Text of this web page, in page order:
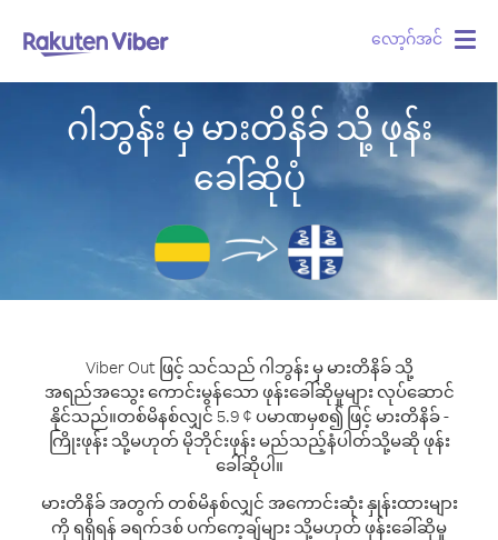
လော့ဂ်အင်
ဂါဘွန်း မှ မားတိနိခ် သို့ ဖုန်း
ခေါ်ဆိုပုံ
Viber Out ဖြင့် သင်သည် ဂါဘွန်း မှ မားတိနိခ် သို့
အရည်အသွေး ကောင်းမွန်သော ဖုန်းခေါ်ဆိုမှုများ လုပ်ဆောင်
နိုင်သည်။တစ်မိနစ်လျှင် 5.9 ¢ ပမာဏမှစ၍ ဖြင့် မားတိနိခ် -
ကြိုးဖုန်း သို့မဟုတ် မိုဘိုင်းဖုန်း မည်သည့်နံပါတ်သို့မဆို ဖုန်း
ခေါ်ဆိုပါ။
မားတိနိခ် အတွက် တစ်မိနစ်လျှင် အကောင်းဆုံး နှုန်းထားများ
ကို ရရှိရန် ခရက်ဒစ် ပက်ကေ့ချ်များ သို့မဟုတ် ဖုန်းခေါ်ဆိုမှု